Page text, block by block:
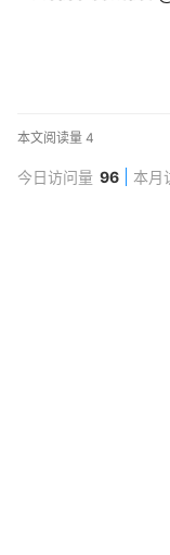
本文阅读量 4
今日访问量 96 本月